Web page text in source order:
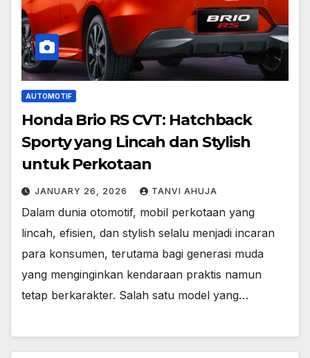
AUTOMOTIF
Honda Brio RS CVT: Hatchback
Sporty yang Lincah dan Stylish
untuk Perkotaan
JANUARY 26, 2026 TANVI AHUJA
Dalam dunia otomotif, mobil perkotaan yang
lincah, efisien, dan stylish selalu menjadi incaran
para konsumen, terutama bagi generasi muda
yang menginginkan kendaraan praktis namun
tetap berkarakter. Salah satu model yang…